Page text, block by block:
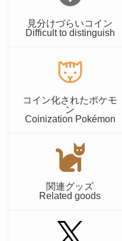
見分けづらいコイン
Difficult to distinguish
コイン化されたポケモ
ン
Coinization Pokémon
関連グッズ
Related goods